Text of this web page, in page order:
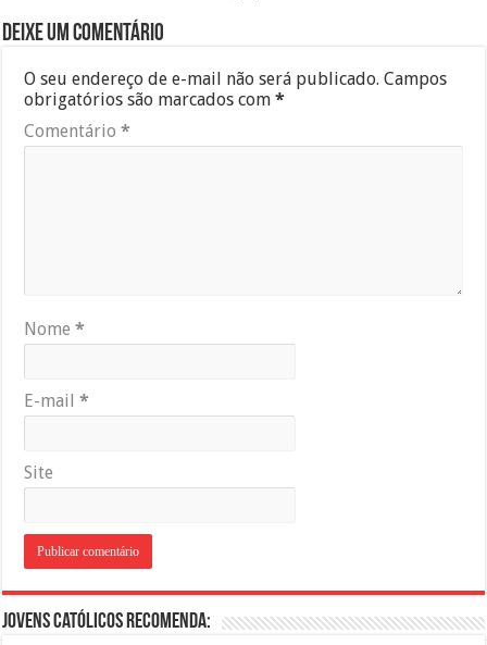
Deixe um comentário
O seu endereço de e-mail não será publicado. Campos
obrigatórios são marcados com*
Comentário*
Nome*
E-mail*
Site
Jovens Católicos Recomenda: